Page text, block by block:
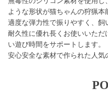
ような形状が猫ちゃんの狩猟本
適度な弾力性で振りやすく、飼
耐久性に優れ長くお使いいただ
い遊び時間をサポートします。
安心安全な素材で作られた人気